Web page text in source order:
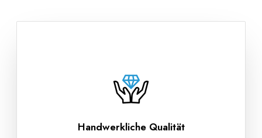
Handwerkliche Qualität